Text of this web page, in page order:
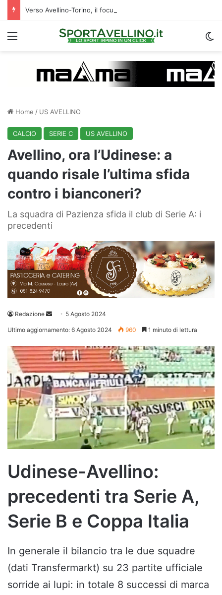
Verso Avellino-Torino, il focus sulla formazione granata
Menu
Home / US AVELLINO
CALCIO SERIE C US AVELLINO
Avellino, ora l’Udinese: a
quando risale l’ultima sfida
contro i bianconeri?
La squadra di Pazienza sfida il club di Serie A: i
precedenti
Redazione
Invia 5 Agosto 2024
Ultimo aggiornamento: 6 Agosto 2024 960 1 minuto di lettura
Udinese-Avellino:
precedenti tra Serie A,
Serie B e Coppa Italia
In generale il bilancio tra le due squadre
(dati Transfermarkt) su 23 partite ufficiale
sorride ai lupi: in totale 8 successi di marca